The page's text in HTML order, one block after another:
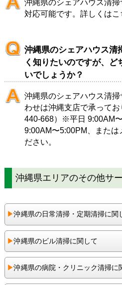
沖縄県のシェアハウス清
対応可能です。詳しくはこ
沖縄県のシェアハウス清
く知りたいのですが、ど
いでしょうか？
沖縄県のシェアハウス清
わせは沖縄支店で承ってお
440-668）※平日 9:00AM
9:00AM〜5:00PM、または
ださい。
沖縄県エリアのその他サ
▶︎沖縄県の日常清掃・定期清掃に関
▶︎沖縄県のビル清掃に関して
▶︎沖縄県の病院・クリニック清掃に